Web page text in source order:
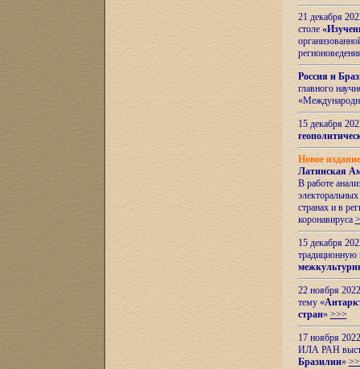
21 декабря
столе
Россия и
главного
15 декабря
Новое
Латинская
В работе
странах и в
коронавируса
15 декабря
22 ноября
тему «
стран» >>>
17 ноября
ИЛА РАН
Бразилии»